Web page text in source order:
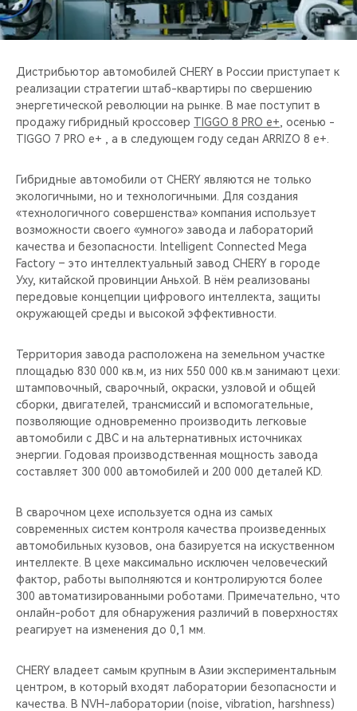
CHERY И СПОРТ
ВИДЕООБЗОРЫ
Дистрибьютор автомобилей CHERY в России приступает к
реализации стратегии штаб-квартиры по свершению
энергетической революции на рынке. В мае поступит в
продажу гибридный кроссовер TIGGO 8 PRO e+ , осенью -
TIGGO 7 PRO e+ , а в следующем году седан ARRIZO 8 e+.
Гибридные автомобили от CHERY являются не только
экологичными, но и технологичными. Для создания
«технологичного совершенства» компания использует
возможности своего «умного» завода и лабораторий
качества и безопасности. Intelligent Connected Mega
Factory – это интеллектуальный завод CHERY в городе
Уху, китайской провинции Аньхой. В нём реализованы
передовые концепции цифрового интеллекта, защиты
окружающей среды и высокой эффективности.
Территория завода расположена на земельном участке
площадью 830 000 кв.м, из них 550 000 кв.м занимают цехи:
штамповочный, сварочный, окраски, узловой и общей
сборки, двигателей, трансмиссий и вспомогательные,
позволяющие одновременно производить легковые
автомобили с ДВС и на альтернативных источниках
энергии. Годовая производственная мощность завода
составляет 300 000 автомобилей и 200 000 деталей KD.
В сварочном цехе используется одна из самых
современных систем контроля качества произведенных
автомобильных кузовов, она базируется на искуственном
интеллекте. В цехе максимально исключен человеческий
фактор, работы выполняются и контролируются более
300 автоматизированными роботами. Примечательно, что
онлайн-робот для обнаружения различий в поверхностях
реагирует на изменения до 0,1 мм.
CHERY владеет самым крупным в Азии экспериментальным
центром, в который входят лаборатории безопасности и
качества. В NVH-лаборатории (noise, vibration, harshness)